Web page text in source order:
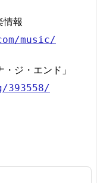
情報
music/
ジ・エンド」
393558/